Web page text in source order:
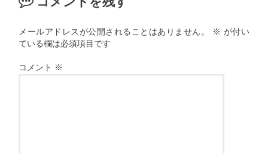
メールアドレスが公開されることはありません。 ※ が付い
ている欄は必須項目です
コメント ※